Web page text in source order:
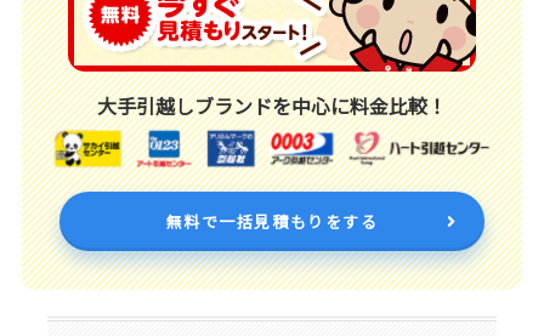
大手引越しブランドを中心に料金比較！
無料で一括見積もりをする